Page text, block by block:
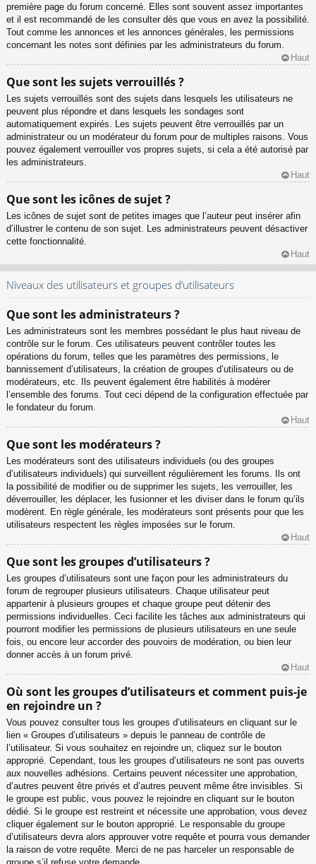
première page du forum concerné. Elles sont souvent assez importantes
et il est recommandé de les consulter dès que vous en avez la possibilité.
Tout comme les annonces et les annonces générales, les permissions
concernant les notes sont définies par les administrateurs du forum.
Haut
Que sont les sujets verrouillés ?
Les sujets verrouillés sont des sujets dans lesquels les utilisateurs ne
peuvent plus répondre et dans lesquels les sondages sont
automatiquement expirés. Les sujets peuvent être verrouillés par un
administrateur ou un modérateur du forum pour de multiples raisons. Vous
pouvez également verrouiller vos propres sujets, si cela a été autorisé par
les administrateurs.
Haut
Que sont les icônes de sujet ?
Les icônes de sujet sont de petites images que l’auteur peut insérer afin
d’illustrer le contenu de son sujet. Les administrateurs peuvent désactiver
cette fonctionnalité.
Haut
Niveaux des utilisateurs et groupes d’utilisateurs
Que sont les administrateurs ?
Les administrateurs sont les membres possédant le plus haut niveau de
contrôle sur le forum. Ces utilisateurs peuvent contrôler toutes les
opérations du forum, telles que les paramètres des permissions, le
bannissement d’utilisateurs, la création de groupes d’utilisateurs ou de
modérateurs, etc. Ils peuvent également être habilités à modérer
l’ensemble des forums. Tout ceci dépend de la configuration effectuée par
le fondateur du forum.
Haut
Que sont les modérateurs ?
Les modérateurs sont des utilisateurs individuels (ou des groupes
d’utilisateurs individuels) qui surveillent régulièrement les forums. Ils ont
la possibilité de modifier ou de supprimer les sujets, les verrouiller, les
déverrouiller, les déplacer, les fusionner et les diviser dans le forum qu’ils
modèrent. En règle générale, les modérateurs sont présents pour que les
utilisateurs respectent les règles imposées sur le forum.
Haut
Que sont les groupes d’utilisateurs ?
Les groupes d’utilisateurs sont une façon pour les administrateurs du
forum de regrouper plusieurs utilisateurs. Chaque utilisateur peut
appartenir à plusieurs groupes et chaque groupe peut détenir des
permissions individuelles. Ceci facilite les tâches aux administrateurs qui
pourront modifier les permissions de plusieurs utilisateurs en une seule
fois, ou encore leur accorder des pouvoirs de modération, ou bien leur
donner accès à un forum privé.
Haut
Où sont les groupes d’utilisateurs et comment puis-je
en rejoindre un ?
Vous pouvez consulter tous les groupes d’utilisateurs en cliquant sur le
lien « Groupes d’utilisateurs » depuis le panneau de contrôle de
l’utilisateur. Si vous souhaitez en rejoindre un, cliquez sur le bouton
approprié. Cependant, tous les groupes d’utilisateurs ne sont pas ouverts
aux nouvelles adhésions. Certains peuvent nécessiter une approbation,
d’autres peuvent être privés et d’autres peuvent même être invisibles. Si
le groupe est public, vous pouvez le rejoindre en cliquant sur le bouton
dédié. Si le groupe est restreint et nécessite une approbation, vous devez
cliquer également sur le bouton approprié. Le responsable du groupe
d’utilisateurs devra alors approuver votre requête et pourra vous demander
la raison de votre requête. Merci de ne pas harceler un responsable de